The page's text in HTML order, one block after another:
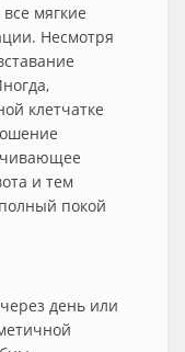
мягкие
Несмотря
клетчатке
и тем
покой
день или